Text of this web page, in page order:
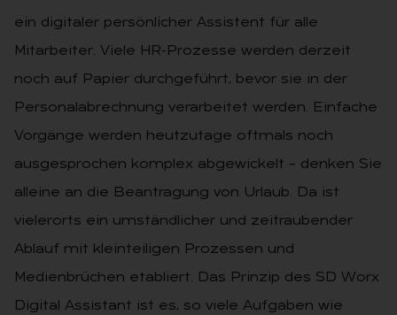
ein digitaler persönlicher Assistent für alle
Mitarbeiter. Viele HR-Prozesse werden derzeit
noch auf Papier durchgeführt, bevor sie in der
Personalabrechnung verarbeitet werden. Einfache
Vorgänge werden heutzutage oftmals noch
ausgesprochen komplex abgewickelt – denken Sie
alleine an die Beantragung von Urlaub. Da ist
vielerorts ein umständlicher und zeitraubender
Ablauf mit kleinteiligen Prozessen und
Medienbrüchen etabliert. Das Prinzip des SD Worx
Digital Assistant ist es, so viele Aufgaben wie